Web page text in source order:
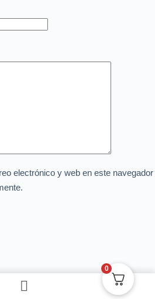
electrónico y web en este navegador
0